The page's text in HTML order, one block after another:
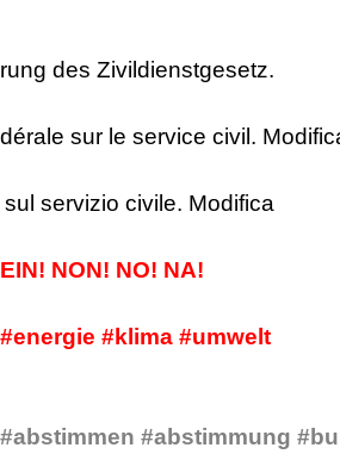
des Zivildienstgesetz.
sur le service civil.
servizio civile. Modifica
NON! NO! NA!
#klima #umwelt
#abstimmung